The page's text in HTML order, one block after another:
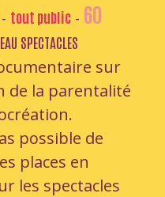
- tout public- 60
SPECTACLES
sur
de la parentalité
possible de
places en
les spectacles